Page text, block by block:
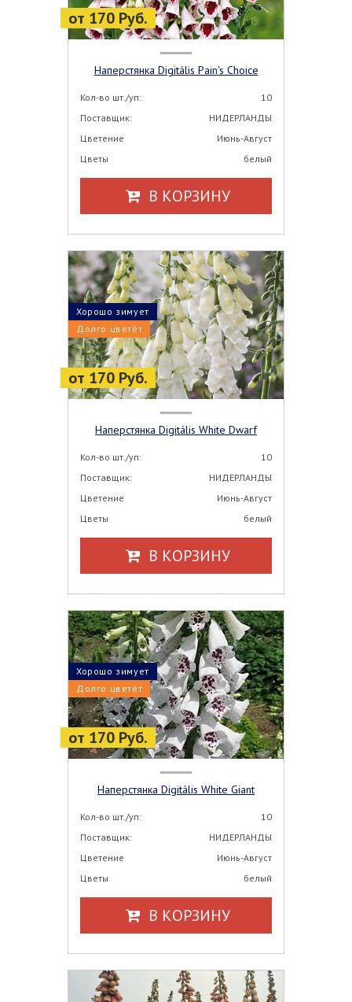
от 170 Руб.
Наперстянка Digitális Pain's Choice
Кол-во шт./уп:
10
Поставщик:
НИДЕРЛАНДЫ
Цветение
Июнь-Август
Цветы
белый
В КОРЗИНУ
от 170 Руб.
Долго цветёт
Хорошо зимует
Наперстянка Digitális White Dwarf
Кол-во шт./уп:
10
Поставщик:
НИДЕРЛАНДЫ
Цветение
Июнь-Август
Цветы
белый
В КОРЗИНУ
от 170 Руб.
Долго цветёт
Хорошо зимует
Наперстянка Digitális White Giant
Кол-во шт./уп:
10
Поставщик:
НИДЕРЛАНДЫ
Цветение
Июнь-Август
Цветы
белый
В КОРЗИНУ